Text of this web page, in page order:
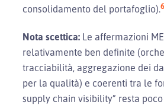
consolidamento del portafoglio).6
Nota scettica: Le affermazioni
relativamente ben definite
tracciabilità, aggregazione dei
per la qualità) e coerenti tra le
supply chain visibility” resta